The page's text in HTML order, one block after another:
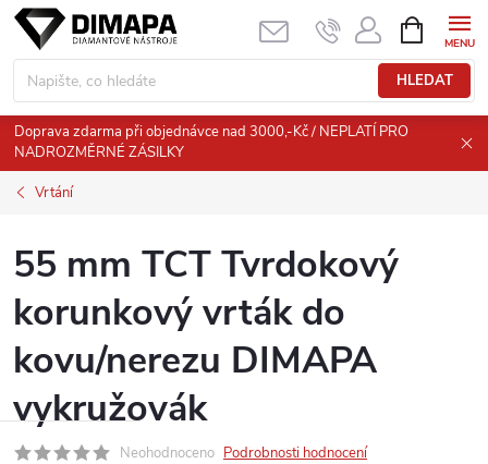
Přejít
obsah
HLEDAT
NÁKUPNÍ
KOŠÍK
Doprava zdarma při objednávce nad 3000,-Kč / NEPLATÍ PRO
NADROZMĚRNÉ ZÁSILKY
Vrtání
55 mm TCT Tvrdokový
korunkový vrták do
kovu/nerezu DIMAPA
vykružovák
Neohodnoceno Podrobnosti hodnocení